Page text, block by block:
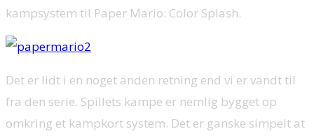
kampsystem til Paper Mario: Color Splash.
Det er lidt i en noget anden retning end vi er vandt til
fra den serie. Spillets kampe er nemlig bygget op
omkring et kampkort system. Det er ganske simpelt at